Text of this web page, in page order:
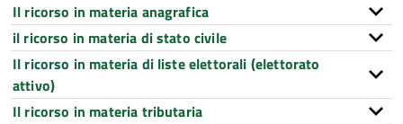
Il ricorso in materia anagrafica
il ricorso in materia di stato civile
Il ricorso in materia di liste elettorali (elettorato
attivo)
Il ricorso in materia tributaria